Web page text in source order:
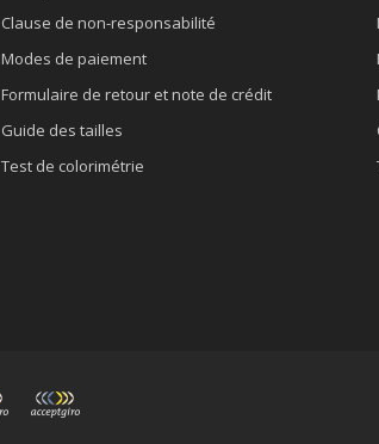
Clause de non-responsabilité
Modes de paiement
Formulaire de retour et note de crédit
Guide des tailles
Test de colorimétrie